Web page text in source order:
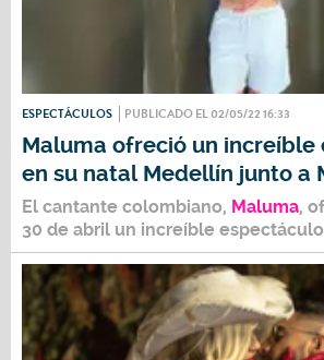
ESPECTÁCULOS PUBLICADO EL 02/05/22 16:33
Maluma ofreció un increíble
en su natal Medellín junto a
El cantante colombiano, Maluma,
30 de abril un increíble